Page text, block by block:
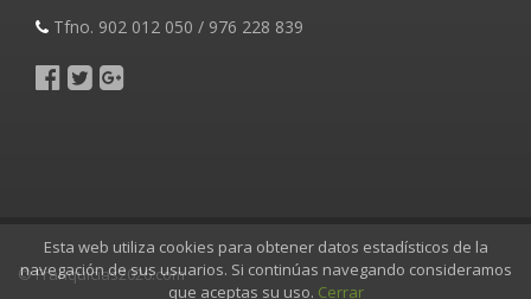
Tfno. 902 012 050 / 976 228 839
© Franquicias2026.com
Esta web utiliza cookies para obtener datos estadísticos de la
navegación de sus usuarios. Si continúas navegando consideramos
que aceptas su uso. Cerrar